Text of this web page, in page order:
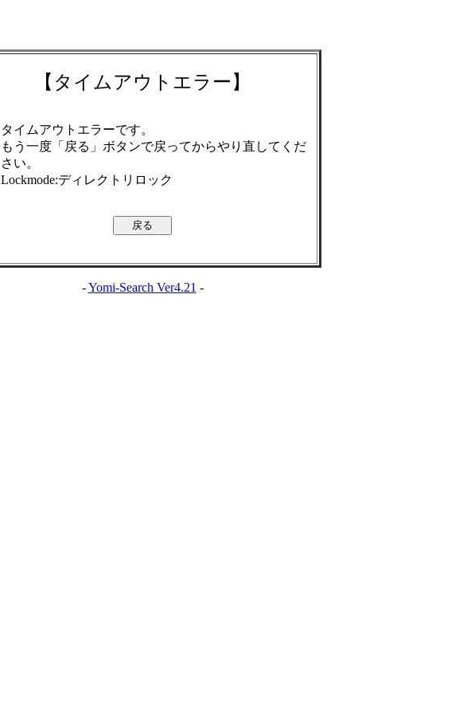
【タイムアウトエラー】
タイムアウトエラーです。
もう一度「戻る」ボタンで戻ってからやり直してくだ
さい。
Lockmode:ディレクトリロック
-Yomi-Search Ver4.21 -